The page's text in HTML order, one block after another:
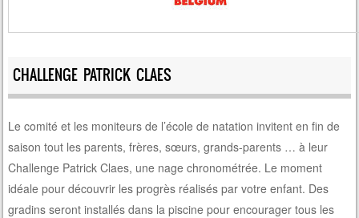
CHALLENGE PATRICK CLAES
Le comité et les moniteurs de l’école de natation invitent en fin de
saison tout les parents, frères, sœurs, grands-parents … à leur
Challenge Patrick Claes, une nage chronométrée. Le moment
idéale pour découvrir les progrès réalisés par votre enfant. Des
gradins seront installés dans la piscine pour encourager tous les